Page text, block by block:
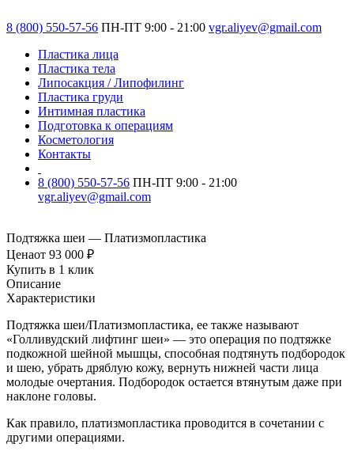
8 (800) 550-57-56 ПН-ПТ 9:00 - 21:00 vgr.aliyev@gmail.com
Пластика лица
Пластика тела
Липосакция / Липофилинг
Пластика груди
Интимная пластика
Подготовка к операциям
Косметология
Контакты
8 (800) 550-57-56 ПН-ПТ 9:00 - 21:00
vgr.aliyev@gmail.com
Подтяжка шеи — Платизмопластика
Ценаот 93 000 ₽
Купить в 1 клик
Описание
Характеристики
Подтяжка шеи/Платизмопластика, ее также называют
«Голливудский лифтинг шеи» — это операция по подтяжке
подкожной шейной мышцы, способная подтянуть подбородок
и шею, убрать дряблую кожу, вернуть нижней части лица
молодые очертания. Подбородок остается втянутым даже при
наклоне головы.
Как правило, платизмопластика проводится в сочетании с
другими операциями.